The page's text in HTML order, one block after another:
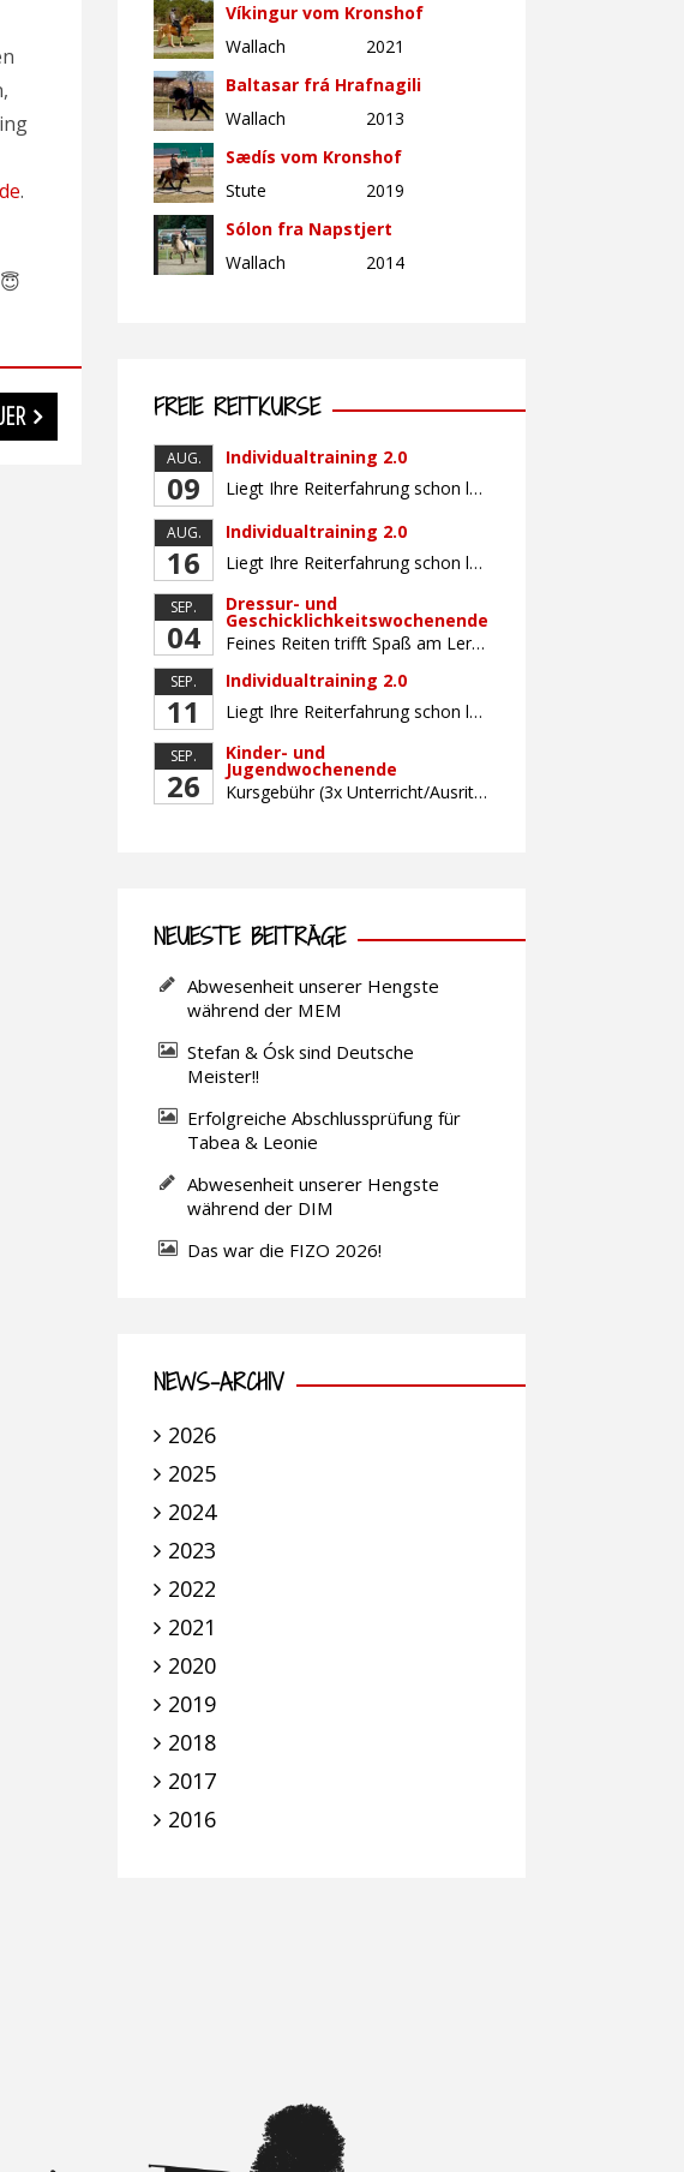
.
Víkingur vom Kronshof
Wallach
2021
Baltasar frá Hrafnagili
Wallach
2013
Sædís vom Kronshof
Stute
2019
Sólon fra Napstjert
Wallach
2014
FREIE REITKURSE
AUG.
09
Individualtraining 2.0
Liegt Ihre Reiterfahrung schon länger zurück oder fühlen Sie sich noch nicht richtig fit? Oder sind Sie bereits ein sicherer Reiter und freuen sich auf weiterführenden Unterricht? Training für Reiter:innen mit unterschiedlicher Reiterfahrung, auf die Wünsche und Kenntnisse des Einzelnen abgestimmt. Ein abwechslungsreiches Programm mit individuellem Reitunterricht mit unterschiedlichen Schwerpunkten und für Fortgeschrittene auch mit […]
AUG.
16
Individualtraining 2.0
Liegt Ihre Reiterfahrung schon länger zurück oder fühlen Sie sich noch nicht richtig fit? Oder sind Sie bereits ein sicherer Reiter und freuen sich auf weiterführenden Unterricht? Training für Reiter:innen mit unterschiedlicher Reiterfahrung, auf die Wünsche und Kenntnisse des Einzelnen abgestimmt. Ein abwechslungsreiches Programm mit individuellem Reitunterricht mit unterschiedlichen Schwerpunkten und für Fortgeschrittene auch mit […]
SEP.
04
Dressur- und
Geschicklichkeitswochenende
Feines Reiten trifft Spaß am Lernen! Für gutes und feines Dressurreiten ist das Zusammenwirken der Hilfen unerlässlich. Lernen Sie, die reiterlichen Hilfen bewusst, koordiniert und fein aufeinander abgestimmt mit Hilfe von zielbringenden Geschicklichkeitsaufgaben einzusetzen. Gemeinsam arbeiten wir daran, wie Sie mit minimalen, aber klaren Signalen maximale Wirkung erreichen – für ein zufriedenes, losgelassenes Pferd und […]
SEP.
11
Individualtraining 2.0
Liegt Ihre Reiterfahrung schon länger zurück oder fühlen Sie sich noch nicht richtig fit? Oder sind Sie bereits ein sicherer Reiter und freuen sich auf weiterführenden Unterricht? Training für Reiter:innen mit unterschiedlicher Reiterfahrung, auf die Wünsche und Kenntnisse des Einzelnen abgestimmt. Ein abwechslungsreiches Programm mit individuellem Reitunterricht und für Fortgeschrittene auch mit Gangtraining findet in […]
SEP.
26
Kinder- und
Jugendwochenende
Kursgebühr (3x Unterricht/Ausritt, Betreuung) Leihpferd
NEUESTE BEITRÄGE
Abwesenheit unserer Hengste
während der MEM
Stefan & Ósk sind Deutsche
Meister!!
Erfolgreiche Abschlussprüfung für
Tabea & Leonie
Abwesenheit unserer Hengste
während der DIM
Das war die FIZO 2026!
NEWS-ARCHIV
2026
2025
2024
2023
2022
2021
2020
2019
2018
2017
2016